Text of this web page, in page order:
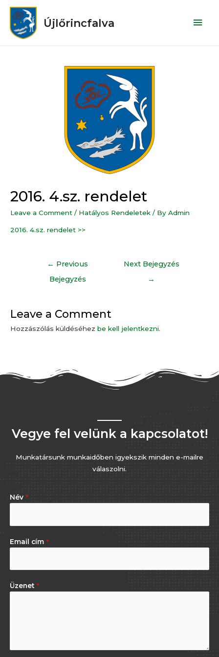
Újlőrincfalva
2016. 4.sz. rendelet
Leave a Comment / Hatályos Rendeletek / ByAdmin
2016. 4.sz. rendelet >>
← Previous
Bejegyzés
Next Bejegyzés
→
Leave a Comment
Hozzászólás küldéséhezbe kell jelentkezni.
Vegye fel velünk a kapcsolatot!
Munkatársunk munkaidőben igyekszik minden e-mailre
válaszolni.
Név *
Email cím *
Üzenet *